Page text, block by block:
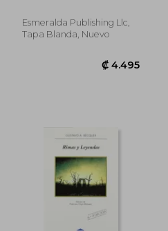
₡ 6.469
Esmeralda Publishing Llc,
Tapa Blanda, Nuevo